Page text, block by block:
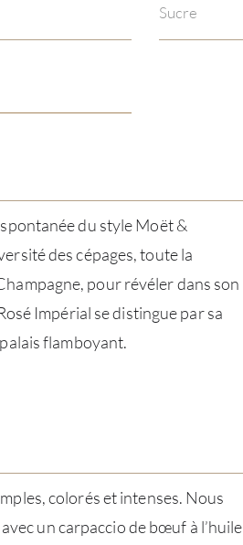
Sucre
du style Moët &
des cépages, toute la
pour révéler dans son
Impérial se distingue par sa
flamboyant.
colorés et intenses. Nous
un carpaccio de bœuf à l’huile